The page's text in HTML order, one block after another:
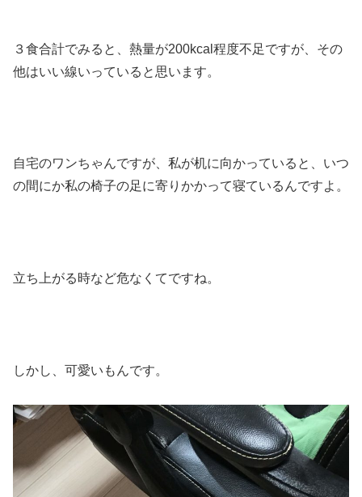
３食合計でみると、熱量が200kcal程度不足ですが、その
他はいい線いっていると思います。
自宅のワンちゃんですが、私が机に向かっていると、いつ
の間にか私の椅子の足に寄りかかって寝ているんですよ。
立ち上がる時など危なくてですね。
しかし、可愛いもんです。